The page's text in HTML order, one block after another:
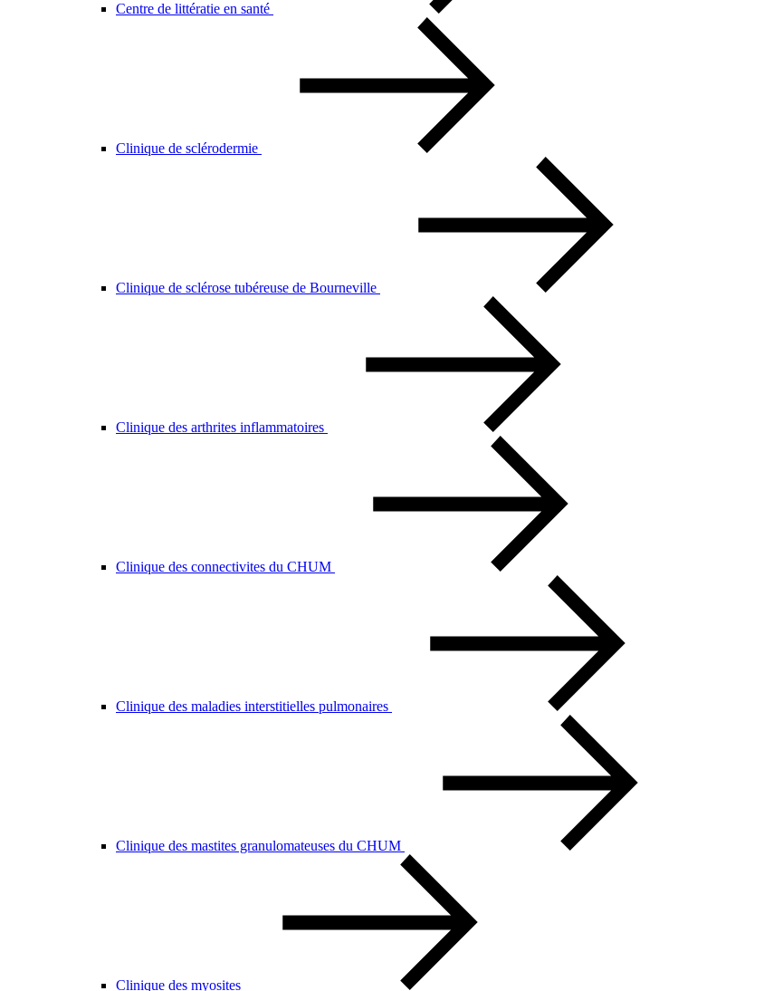
Centre de littératie en santé
Clinique de sclérodermie
Clinique de sclérose tubéreuse de Bourneville
Clinique des arthrites inflammatoires
Clinique des connectivites du CHUM
Clinique des maladies interstitielles pulmonaires
Clinique des mastites granulomateuses du CHUM
Clinique des myosites